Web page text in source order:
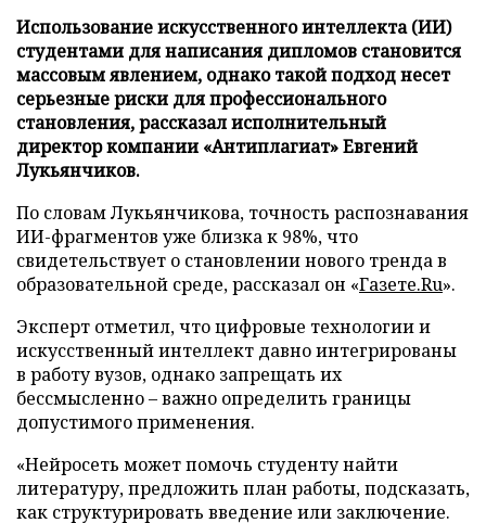
Использование искусственного интеллекта (ИИ)
студентами для написания дипломов становится
массовым явлением, однако такой подход несет
серьезные риски для профессионального
становления, рассказал исполнительный
директор компании «Антиплагиат» Евгений
Лукьянчиков.
По словам Лукьянчикова, точность распознавания
ИИ-фрагментов уже близка к 98%, что
свидетельствует о становлении нового тренда в
образовательной среде, рассказал он «Газете.Ru».
Эксперт отметил, что цифровые технологии и
искусственный интеллект давно интегрированы
в работу вузов, однако запрещать их
бессмысленно – важно определить границы
допустимого применения.
«Нейросеть может помочь студенту найти
литературу, предложить план работы, подсказать,
как структурировать введение или заключение.